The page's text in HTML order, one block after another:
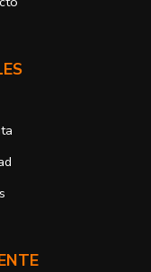
de protección de
fotocopia del DNI del
Navarro
de privacidad de
enlace: